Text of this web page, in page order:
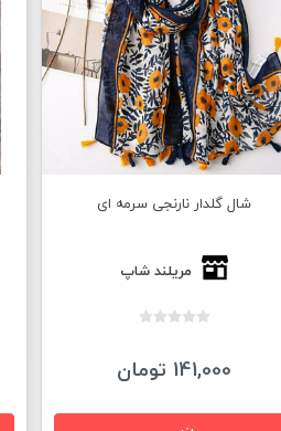
شال نخی ۴۰تکه مزونی منگوله دار
سروین
128,000 تومان